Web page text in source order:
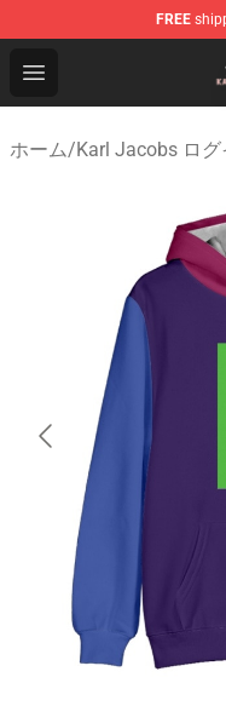
FREE
Open menu
Karl Jacobs Store
ホーム/Karl Jacobs ログ